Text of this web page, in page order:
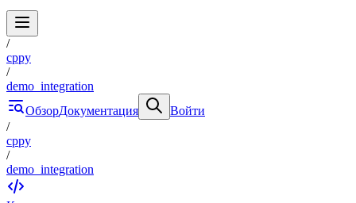
/
cppy
/
demo_integration
ОбзорДокументация
Войти
/
cppy
/
demo_integration